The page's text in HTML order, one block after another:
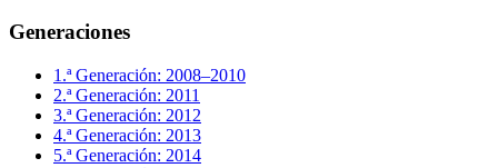
Generaciones
1.ª Generación: 2008–2010
2.ª Generación: 2011
3.ª Generación: 2012
4.ª Generación: 2013
5.ª Generación: 2014